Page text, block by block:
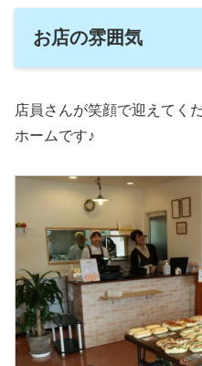
お店の雰囲気
店員さんが笑顔で迎えてく
ホームです♪